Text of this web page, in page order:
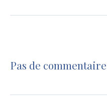
Pas de commentaire